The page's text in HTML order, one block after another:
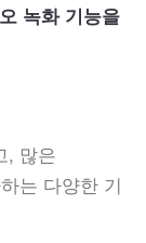
녹화 기능을
, 많은
는 다양한 기